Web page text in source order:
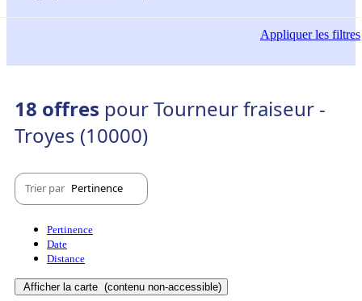
Appliquerles filtres
18 offres pour Tourneur fraiseur -
Troyes (10000)
Trier par Pertinence
Pertinence
Date
Distance
Afficher la carte (contenu non-accessible)